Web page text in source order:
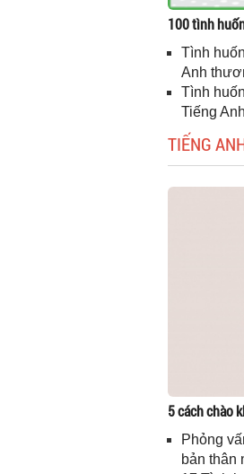
100 tình
Tình
Anh
Tình
Tiếng
TIẾNG
5 cách chào
Phỏng
bản thân